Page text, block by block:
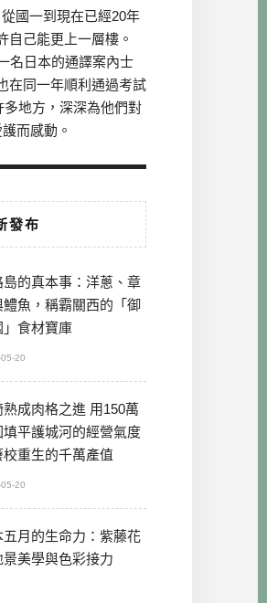
國一到現在已經20年
自己能更上一層樓。
名日本的通譯案內士
在同一年順利通過考試
地方，深深為他們對
而感動。
發布
島的真本事：洋蔥、章
鱧魚，稱霸關西的「御
」食材寶庫
20
熟成肉格之進 用150萬
填平護城河的經營氣度
校重生的千萬產值
20
五月的生命力：紫藤花
景美學與色彩接力